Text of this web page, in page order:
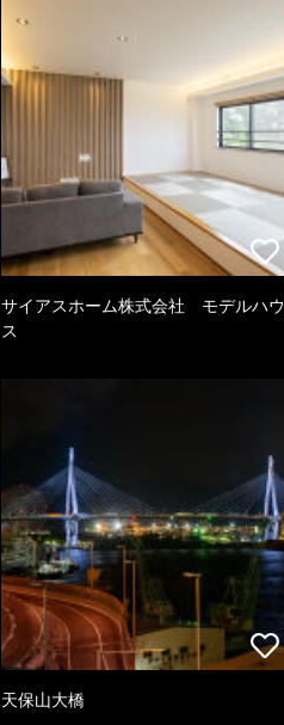
サイアスホーム株式会社 モデルハウ
ス
天保山大橋